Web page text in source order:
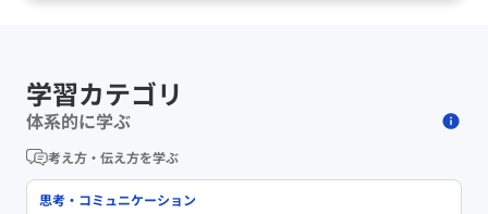
学習カテゴリ
体系的に学ぶ
考え方・伝え方を学ぶ
思考・コミュニケーション